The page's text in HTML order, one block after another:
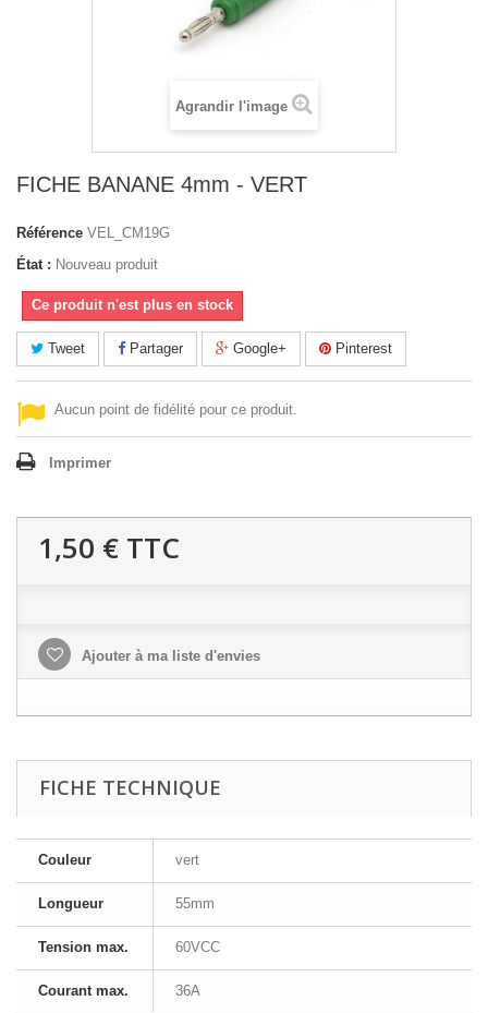
Agrandir l'image
FICHE BANANE 4mm - VERT
Référence VEL_CM19G
État : Nouveau produit
Ce produit n'est plus en stock
Tweet Partager Google+ Pinterest
Aucun point de fidélité pour ce produit.
Imprimer
1,50 € TTC
Ajouter à ma liste d'envies
FICHE TECHNIQUE
Couleur vert
Longueur 55mm
Tension max. 60VCC
Courant max. 36A